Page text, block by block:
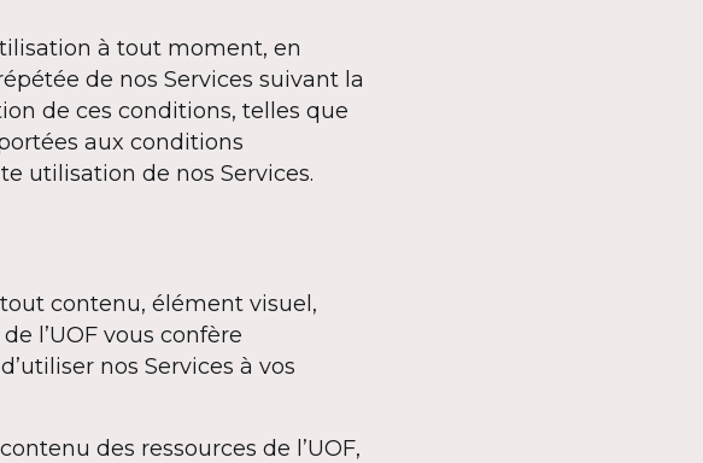
à tout moment, en
de nos Services suivant la
de ces conditions, telles que
aux conditions
utilisation de nos Services.
contenu, élément visuel,
l’UOF vous confère
nos Services à vos
des ressources de l’UOF,